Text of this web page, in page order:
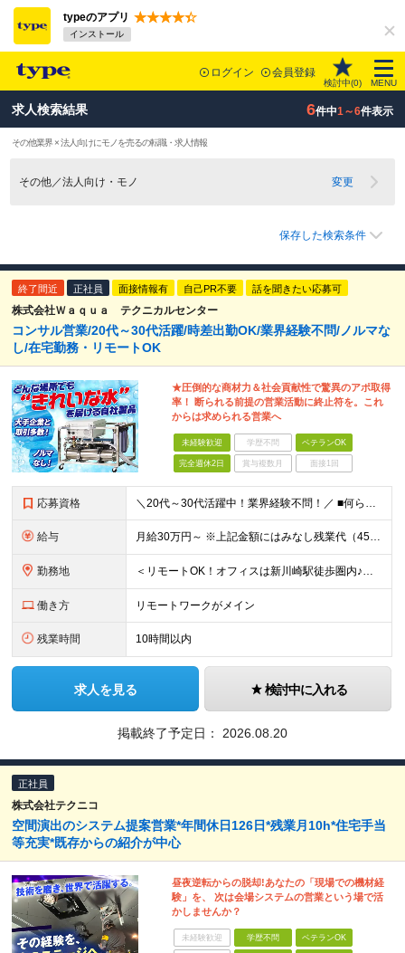
typeのアプリ
インストール
ログイン 会員登録
検討中(0) MENU
求人検索結果 6件中1～6件表示
その他業界 × 法人向けにモノを売るの転職・求人情報
その他／法人向け・モノ 変更
保存した検索条件
終了間近 正社員 面接情報有 自己PR不要 話を聞きたい応募可
株式会社Ｗａｑｕａ テクニカルセンター
コンサル営業/20代～30代活躍/時差出勤OK/業界経験不問/ノルマな
し/在宅勤務・リモートOK
★圧倒的な商材力＆社会貢献性で驚異のアポ取得
率！ 断られる前提の営業活動に終止符を。これ
からは求められる営業へ
未経験歓迎 学歴不問 ベテランOK
完全週休2日 賞与複数月 面接1回
応募資格 ＼20代～30代活躍中！業界経験不問！／ ■何らかの営業経験者（業種・商材は不問） ■高卒以上 ～このような方にオススメです～ □本当に求められる営業がしたい方 □数に追われる営業から働き方をチェン
給与 月給30万円～ ※上記金額にはみなし残業代（45時間分）を含みます。 ※超過分別途支給します。 ※試用期間3ヵ月あり。期間中の給与・待遇の差異はありません
勤務地 ＜リモートOK！オフィスは新川崎駅徒歩圏内♪＞ ◆テクニカルセンター 神奈川県川崎市幸区新川崎7番7号 AIRBIC A24 (変更の範囲)上記を除く当社関連勤務地
働き方 リモートワークがメイン
残業時間 10時間以内
求人を見る 検討中に入れる
掲載終了予定日： 2026.08.20
正社員
株式会社テクニコ
空間演出のシステム提案営業*年間休日126日*残業月10h*住宅手当
等充実*既存からの紹介が中心
昼夜逆転からの脱却!あなたの「現場での機材経
験」を、 次は会場システムの営業という場で活
かしませんか？
未経験歓迎 学歴不問 ベテランOK